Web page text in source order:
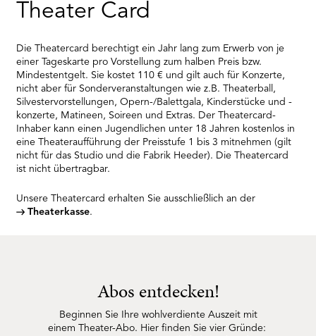
THEATERPÄDAGOGIK ÖFFNEN
BESUCH ÖFFNEN
Theater Card
Die Theatercard berechtigt ein Jahr lang zum Erwerb von je
einer Tageskarte pro Vorstellung zum halben Preis bzw.
Mindestentgelt. Sie kostet 110 € und gilt auch für Konzerte,
nicht aber für Sonderveranstaltungen wie z.B. Theaterball,
Silvestervorstellungen, Opern-/Balettgala, Kinderstücke und -
konzerte, Matineen, Soireen und Extras. Der Theatercard-
Inhaber kann einen Jugendlichen unter 18 Jahren kostenlos in
eine Theateraufführung der Preisstufe 1 bis 3 mitnehmen (gilt
nicht für das Studio und die Fabrik Heeder). Die Theatercard
ist nicht übertragbar.
Unsere Theatercard erhalten Sie ausschließlich an der
Theaterkasse.
Abos entdecken!
Beginnen Sie Ihre wohlverdiente Auszeit mit
einem Theater-Abo. Hier finden Sie vier Gründe: